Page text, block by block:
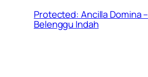
Protected: Ancilla Domina –
Belenggu Indah